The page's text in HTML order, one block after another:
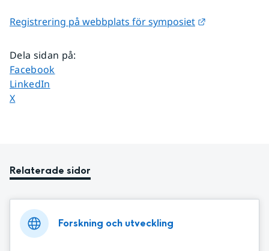
Registrering på webbplats för symposiet
Dela sidan på:
Dela sidan på
Facebook
Dela sidan på
LinkedIn
Dela sidan på
X
Relaterade sidor
Forskning och utveckling